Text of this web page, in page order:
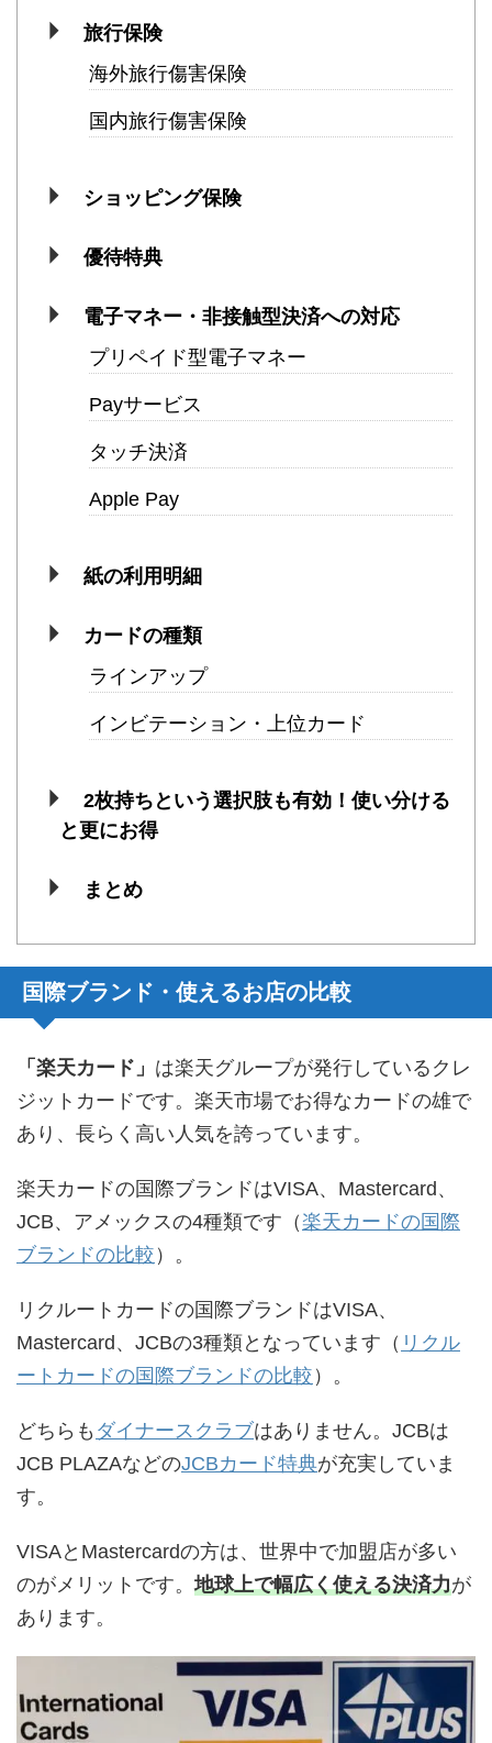
旅行保険
海外旅行傷害保険
国内旅行傷害保険
ショッピング保険
優待特典
電子マネー・非接触型決済への対応
プリペイド型電子マネー
Payサービス
タッチ決済
Apple Pay
紙の利用明細
カードの種類
ラインアップ
インビテーション・上位カード
2枚持ちという選択肢も有効！使い分ける
と更にお得
まとめ
国際ブランド・使えるお店の比較
「楽天カード」 は楽天グループが発行しているクレ
ジットカードです。楽天市場でお得なカードの雄で
あり、長らく高い人気を誇っています。
楽天カードの国際ブランドはVISA、Mastercard、
JCB、アメックスの4種類です（楽天カードの国際
ブランドの比較 ）。
リクルートカードの国際ブランドはVISA、
Mastercard、JCBの3種類となっています（ リクル
ートカードの国際ブランドの比較 ）。
どちらも ダイナースクラブはありません。JCBは
JCB PLAZAなどのJCBカード特典が充実していま
す。
VISAとMastercardの方は、世界中で加盟店が多い
のがメリットです。地球上で幅広く使える決済力が
あります。